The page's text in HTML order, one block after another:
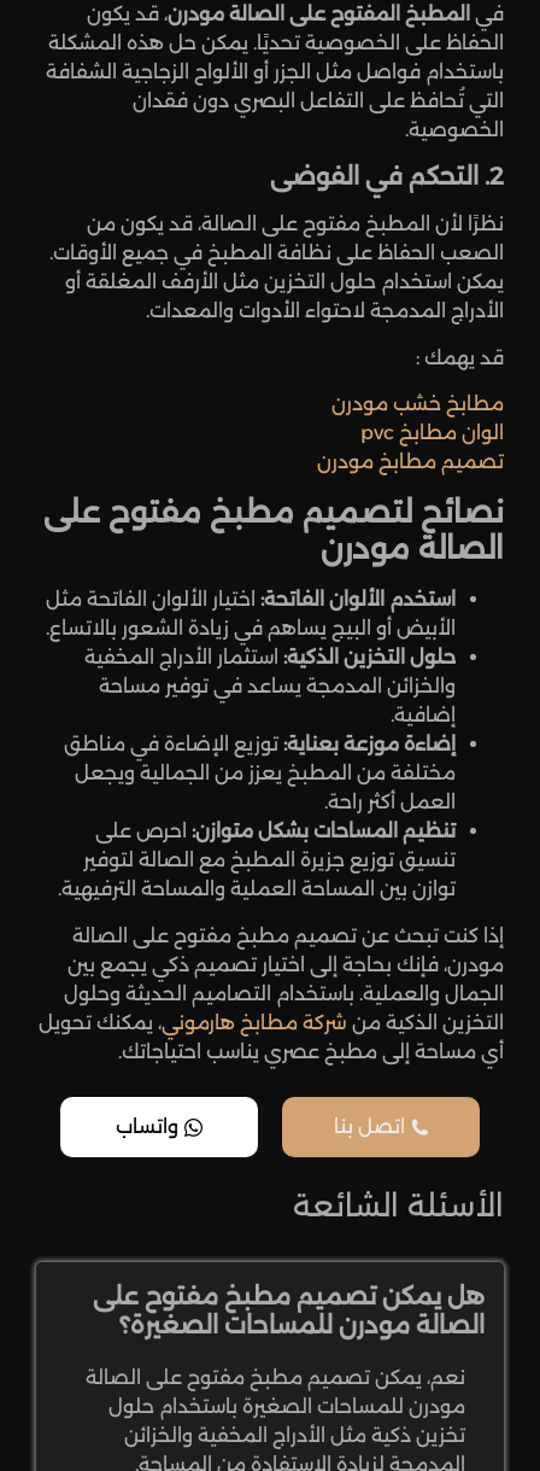
في المطبخ المفتوح على الصالة مودرن، قد يكون
الحفاظ على الخصوصية تحديًا. يمكن حل هذه المشكلة
باستخدام فواصل مثل الجزر أو الألواح الزجاجية الشفافة
التي تُحافظ على التفاعل البصري دون فقدان
الخصوصية.
2. التحكم في الفوضى
نظرًا لأن المطبخ مفتوح على الصالة، قد يكون من
الصعب الحفاظ على نظافة المطبخ في جميع الأوقات.
يمكن استخدام حلول التخزين مثل الأرفف المغلقة أو
الأدراج المدمجة لاحتواء الأدوات والمعدات.
قد يهمك :
مطابخ خشب مودرن
الوان مطابخ pvc
تصميم مطابخ مودرن
نصائح لتصميم مطبخ مفتوح على
الصالة مودرن
استخدم الألوان الفاتحة: اختيار الألوان الفاتحة مثل
الأبيض أو البيج يساهم في زيادة الشعور بالاتساع.
حلول التخزين الذكية: استثمار الأدراج المخفية
والخزائن المدمجة يساعد في توفير مساحة
إضافية.
إضاءة موزعة بعناية: توزيع الإضاءة في مناطق
مختلفة من المطبخ يعزز من الجمالية ويجعل
العمل أكثر راحة.
تنظيم المساحات بشكل متوازن: احرص على
تنسيق توزيع جزيرة المطبخ مع الصالة لتوفير
توازن بين المساحة العملية والمساحة الترفيهية.
إذا كنت تبحث عن تصميم مطبخ مفتوح على الصالة
مودرن، فإنك بحاجة إلى اختيار تصميم ذكي يجمع بين
الجمال والعملية. باستخدام التصاميم الحديثة وحلول
التخزين الذكية من شركة مطابخ هارموني، يمكنك تحويل
أي مساحة إلى مطبخ عصري يناسب احتياجاتك.
اتصل بنا واتساب
الأسئلة الشائعة
هل يمكن تصميم مطبخ مفتوح على
الصالة مودرن للمساحات الصغيرة؟
نعم، يمكن تصميم مطبخ مفتوح على الصالة
مودرن للمساحات الصغيرة باستخدام حلول
تخزين ذكية مثل الأدراج المخفية والخزائن
المدمجة لزيادة الاستفادة من المساحة.